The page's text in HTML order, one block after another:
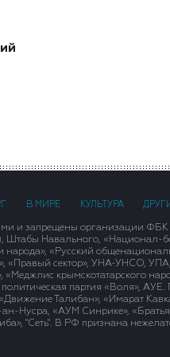
В МИРЕ КУЛЬТУРА
и запрещены организации
Штабы Навального, «Национал-
народа», «Русский
«Правый сектор», УНА-УНСО,
крымскотатарского
политическая партия «Воля»,
Талибан», «Имарат
ан-Нусра, «АУМ Синрике»,
"Сеть". В РФ признана